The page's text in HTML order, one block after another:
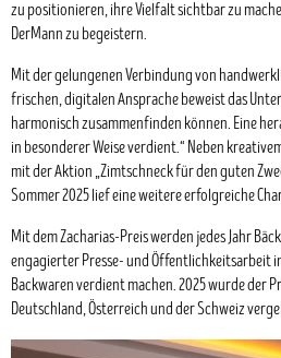
zu positionieren, ihre Vielfalt sichtbar zu
DerMann zu begeistern.
Mit der gelungenen Verbindung von
frischen, digitalen Ansprache beweist das
harmonisch zusammenfinden können. Eine
in besonderer Weise verdient.“ Neben
mit der Aktion „Zimtschneck für den guten
Sommer 2025 lief eine weitere erfolgreiche
Mit dem Zacharias-Preis werden jedes Jahr
engagierter Presse- und Öffentlichkeitsarbeit
Backwaren verdient machen. 2025 wurde der
Deutschland, Österreich und der Schweiz